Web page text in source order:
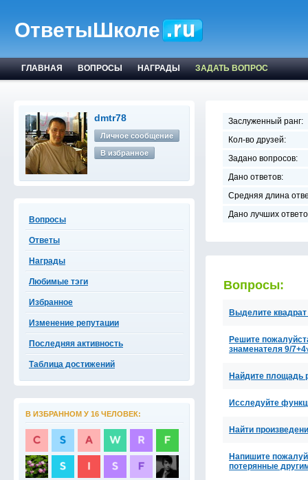
ОтветыШколе
ГЛАВНАЯ ВОПРОСЫ НАГРАДЫ ЗАДАТЬ ВОПРОС
dmtr78
Личное сообщение
В избранное
Вопросы
Ответы
Награды
Любимые тэги
Избранное
Изменение репутации
Последняя активность
Таблица достижений
В ИЗБРАННОМ У 16 ЧЕЛОВЕК:
Заслуженный ранг:
Кол-во друзей:
Задано вопросов:
Дано ответов:
Средняя длина
Дано лучших
Вопросы:
Выделите
Решите
знаменателя 9/
Найдите площадь
Исследуйте
Найти
Напишите
потерянные